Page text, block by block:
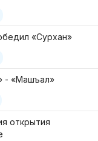
«Сурхан»
- «Машъал»
открытия